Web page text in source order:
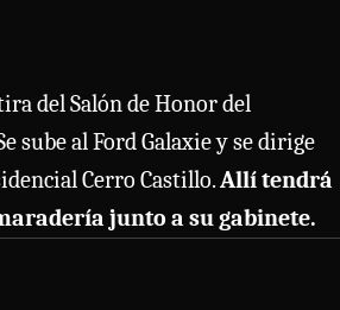
del Salón de Honor del
sube al Ford Galaxie y se dirige
Cerro Castillo.Allí tendrá
junto a su gabinete.